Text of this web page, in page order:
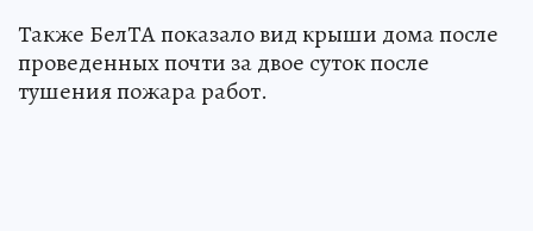
Также БелТА показало вид крыши дома после
проведенных почти за двое суток после
тушения пожара работ.